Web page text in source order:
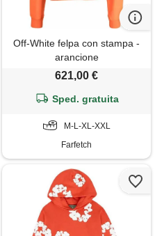
Off-White felpa con stampa -
arancione
621,00 €
Sped. gratuita
M-L-XL-XXL
Farfetch